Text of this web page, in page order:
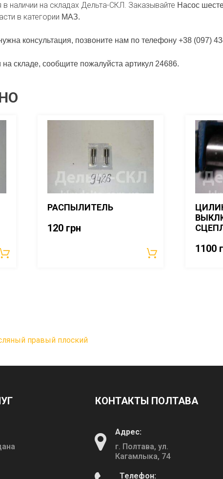
в наличии на складах Дельта-СКЛ. Заказывайте Насос
в категории МАЗ.
консультация, позвоните нам по телефону +38 (097)
складе, сообщите пожалуйста артикул 24686.
РАСПЫЛИТЕЛЬ
120 грн
1100
правый плоский
КОНТАКТЫ ПОЛТАВА
Адрес:
г. Полтава, ул.
Кагамлыка, 74
Телефон: